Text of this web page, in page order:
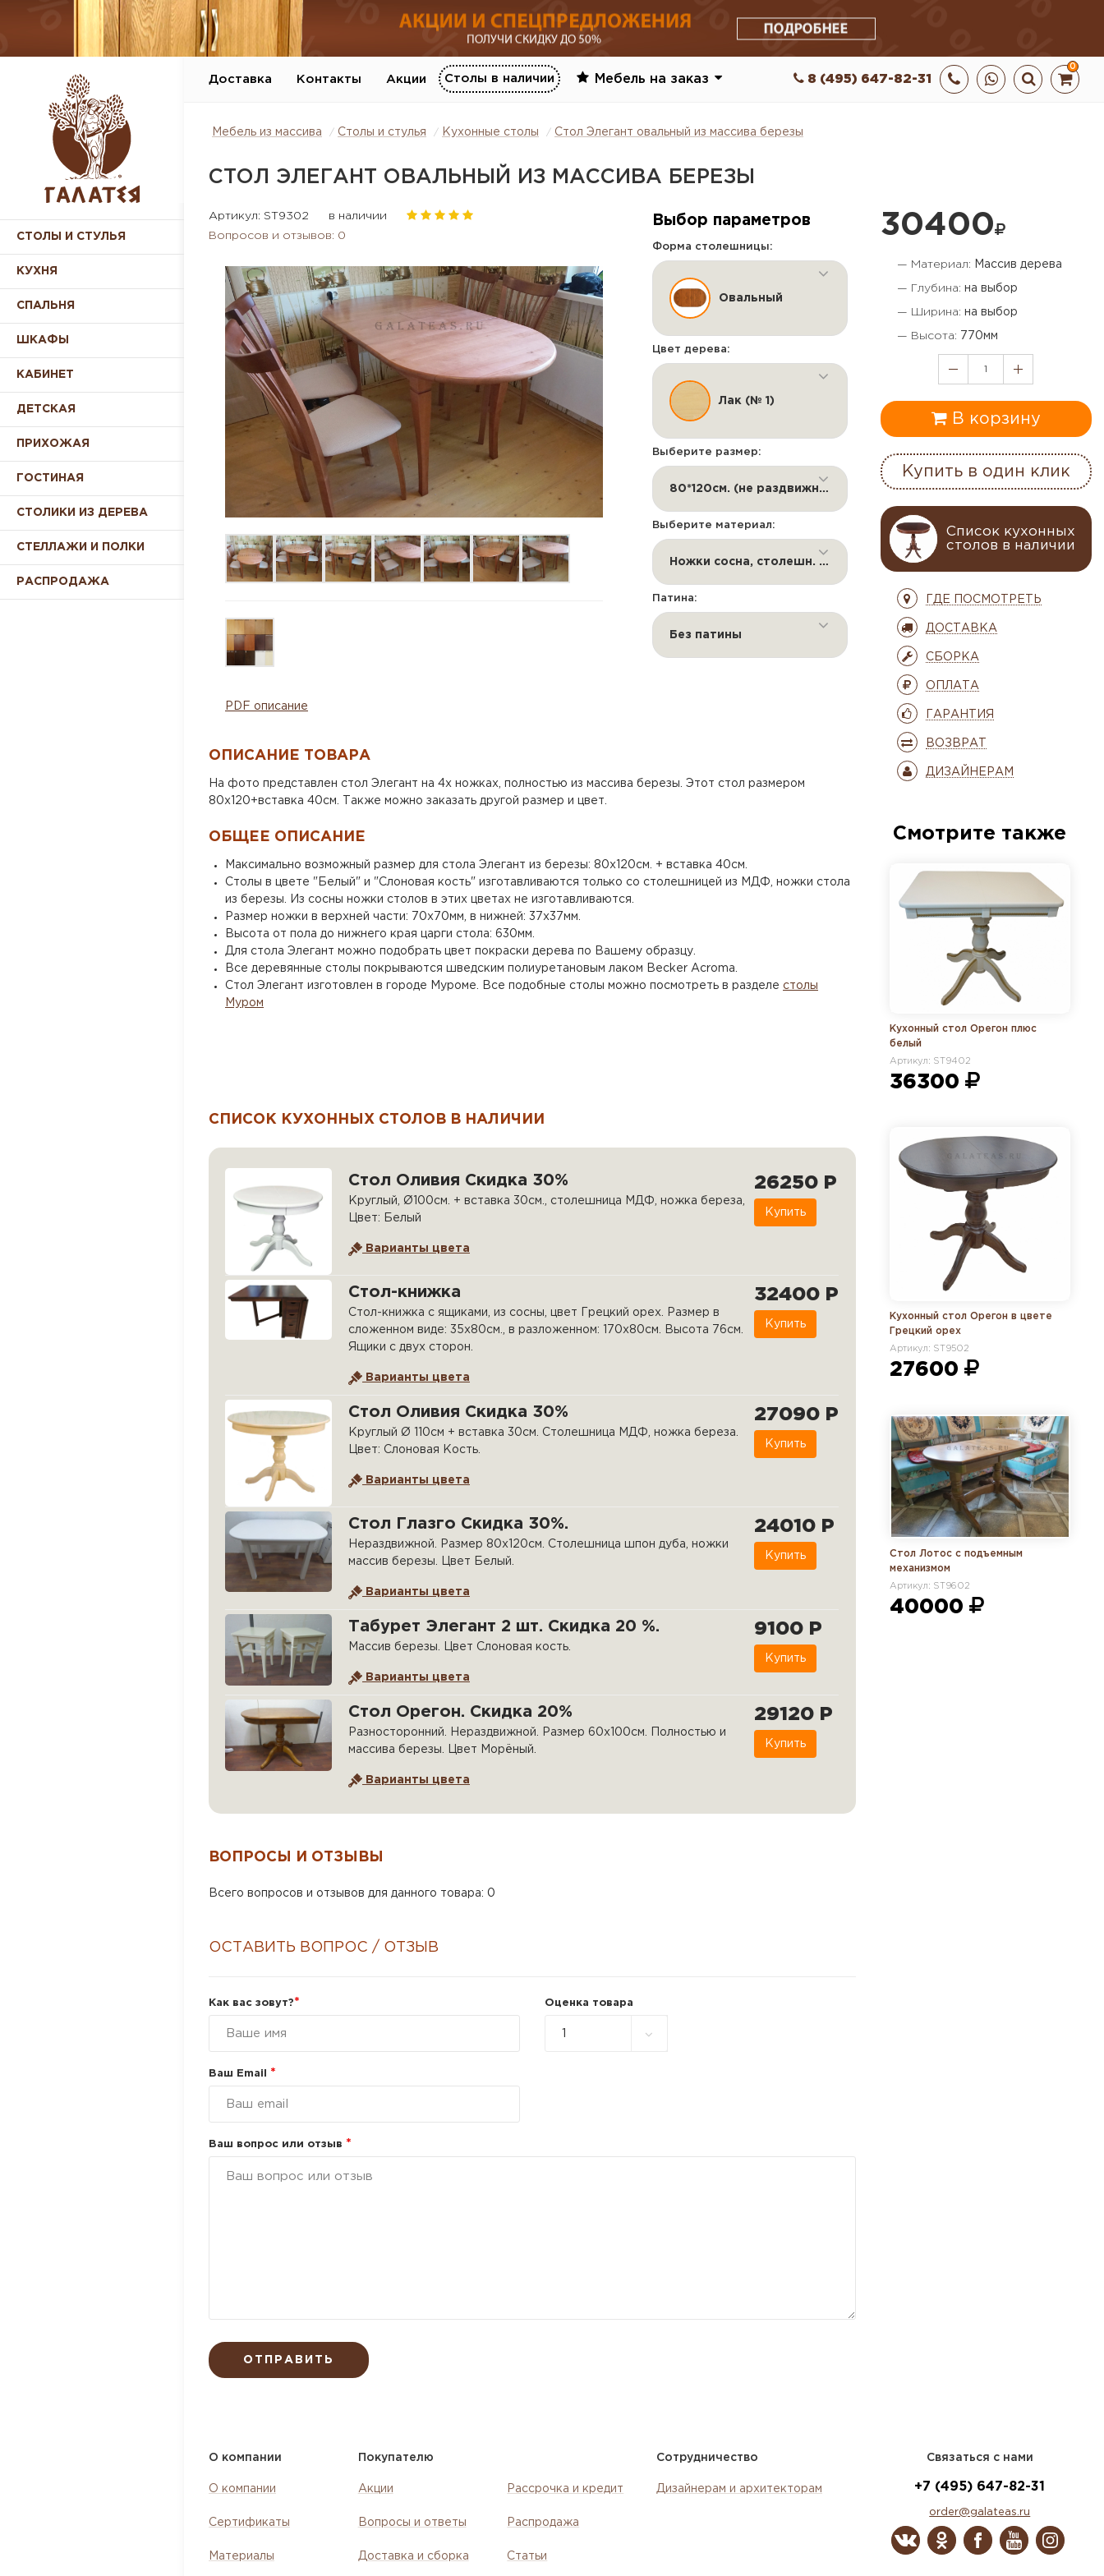
0
8 (495) 647-82-31
Доставка Контакты Акции Столы в наличии Мебель на заказ
СТОЛЫ И СТУЛЬЯ
КУХНЯ
СПАЛЬНЯ
ШКАФЫ
КАБИНЕТ
ДЕТСКАЯ
ПРИХОЖАЯ
ГОСТИНАЯ
СТОЛИКИ ИЗ ДЕРЕВА
СТЕЛЛАЖИ И ПОЛКИ
РАСПРОДАЖА
Мебель из массива Столы и стулья Кухонные столы Стол Элегант овальный из массива березы
СТОЛ ЭЛЕГАНТ ОВАЛЬНЫЙ ИЗ МАССИВА БЕРЕЗЫ
Артикул: ST9302
в наличии
Вопросов и отзывов: 0
PDF описание
30400
— Материал: Массив дерева
— Глубина: на выбор
— Ширина: на выбор
— Высота: 770мм
1
В корзину
Купить в один клик
Список кухонных
столов в наличии
ГДЕ ПОСМОТРЕТЬ
ДОСТАВКА
СБОРКА
ОПЛАТА
ГАРАНТИЯ
ВОЗВРАТ
ДИЗАЙНЕРАМ
Выбор параметров
Форма столешницы:
Овальный
Цвет дерева:
Лак (№ 1)
Выберите размер:
80*120см. (не раздвижной)
Выберите материал:
Ножки сосна, столешн. шпон
Патина:
Без патины
ОПИСАНИЕ ТОВАРА
На фото представлен стол Элегант на 4х ножках, полностью из массива березы. Этот стол размером
80х120+вставка 40см. Также можно заказать другой размер и цвет.
ОБЩЕЕ ОПИСАНИЕ
Максимально возможный размер для стола Элегант из березы: 80х120см. + вставка 40см.
Столы в цвете "Белый" и "Слоновая кость" изготавливаются только со столешницей из МДФ, ножки стола
из березы. Из сосны ножки столов в этих цветах не изготавливаются.
Размер ножки в верхней части: 70х70мм, в нижней: 37х37мм.
Высота от пола до нижнего края царги стола: 630мм.
Для стола Элегант можно подобрать цвет покраски дерева по Вашему образцу.
Все деревянные столы покрываются шведским полиуретановым лаком Becker Acroma.
Стол Элегант изготовлен в городе Муроме. Все подобные столы можно посмотреть в разделе столы
Муром
СПИСОК КУХОННЫХ СТОЛОВ В НАЛИЧИИ
Стол Оливия Скидка 30%
Круглый, Ø100см. + вставка 30см., столешница МДФ, ножка береза,
Цвет: Белый
Варианты цвета
26250 Р
Купить
Стол-книжка
Стол-книжка с ящиками, из сосны, цвет Грецкий орех. Размер в
сложенном виде: 35х80см., в разложенном: 170х80см. Высота 76см.
Ящики с двух сторон.
Варианты цвета
32400 Р
Купить
Стол Оливия Скидка 30%
Круглый Ø 110см + вставка 30см. Столешница МДФ, ножка береза.
Цвет: Слоновая Кость.
Варианты цвета
27090 Р
Купить
Стол Глазго Скидка 30%.
Нераздвижной. Размер 80х120см. Столешница шпон дуба, ножки
массив березы. Цвет Белый.
Варианты цвета
24010 Р
Купить
Табурет Элегант 2 шт. Скидка 20 %.
Массив березы. Цвет Слоновая кость.
Варианты цвета
9100 Р
Купить
Стол Орегон. Скидка 20%
Разносторонний. Нераздвижной. Размер 60х100см. Полностью и
массива березы. Цвет Морёный.
Варианты цвета
29120 Р
Купить
ВОПРОСЫ И ОТЗЫВЫ
Всего вопросов и отзывов для данного товара: 0
ОСТАВИТЬ ВОПРОС / ОТЗЫВ
Как вас зовут?*
Ваш Email *
Оценка товара
Ваш вопрос или отзыв *
ОТПРАВИТЬ
Смотрите также
Кухонный стол Орегон плюс
белый
Артикул: ST9402
36300
Кухонный стол Орегон в цвете
Грецкий орех
Артикул: ST9502
27600
Стол Лотос с подъемным
механизмом
Артикул: ST9602
40000
О компании
О компании
Сертификаты
Материалы
Покупателю
Акции
Вопросы и ответы
Доставка и сборка
Рассрочка и кредит
Распродажа
Статьи
Сотрудничество
Дизайнерам и архитекторам
Связаться с нами
+7 (495) 647-82-31
order@galateas.ru